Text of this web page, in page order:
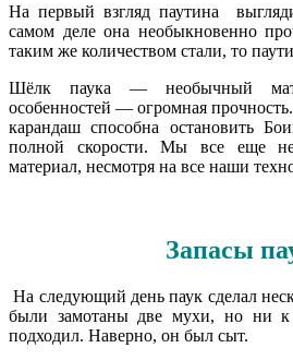
На первый взгляд паутина
самом деле она необыкновенно
таким же количеством стали, то
Шёлк паука — необычный
особенностей — огромная
карандаш способна остановить
полной скорости. Мы все еще
материал, несмотря на все наши
Запасы
На следующий день паук сделал
были замотаны две мухи, но ни
подходил. Наверно, он был сыт.